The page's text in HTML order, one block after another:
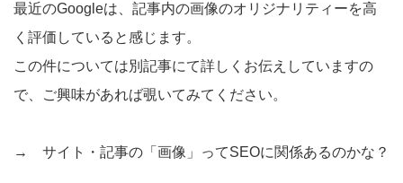
最近のGoogleは、記事内の画像のオリジナリティーを高
く評価していると感じます。
この件については別記事にて詳しくお伝えしていますの
で、ご興味があれば覗いてみてください。
→ サイト・記事の「画像」ってSEOに関係あるのかな？